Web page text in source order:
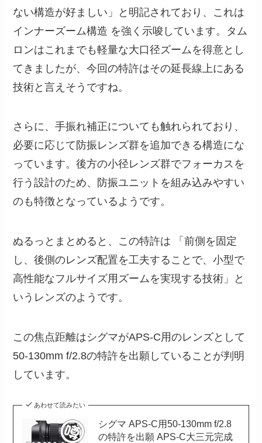
ない構造が好ましい」と明記されており、これは
インナーズーム構造 を強く示唆しています。タム
ロンはこれまでも軽量な大口径ズームを得意とし
てきましたが、今回の特許はその延長線上にある
技術と言えそうですね。
さらに、手振れ補正についても触れられており、
必要に応じて防振レンズ群を追加できる構造にな
っています。後方の小径レンズ群でフォーカスを
行う設計のため、防振ユニットを組み込みやすい
のも特徴となっているようです。
ぬるっとまとめると、この特許は 「前側を固定
し、後側のレンズ配置を工夫することで、小型で
高性能なフルサイズ用ズームを実現する技術」と
いうレンズのようです。
この焦点距離はシグマがAPS-C用のレンズとして
50-130mm f/2.8の特許を出願していることが判明
しています。
あわせて読みたい
シグマ APS-C用50-130mm f/2.8
の特許を出願 APS-C大三元完成